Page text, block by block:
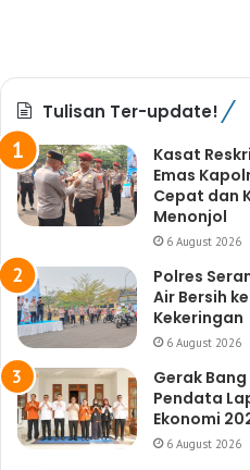
Tulisan Ter-update!
Kasat
Emas
Cepat dan
Menonjol
6 August 2026
Polres
Air Bersih
Kekeringan
6 August 2026
Gerak
Pendata
Ekonomi
6 August 2026